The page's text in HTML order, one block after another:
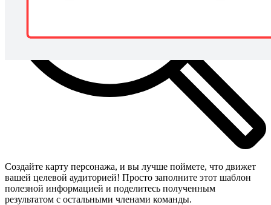
Создайте карту персонажа, и вы лучше поймете, что движет
вашей целевой аудиторией! Просто заполните этот шаблон
полезной информацией и поделитесь полученным
результатом с остальными членами команды.